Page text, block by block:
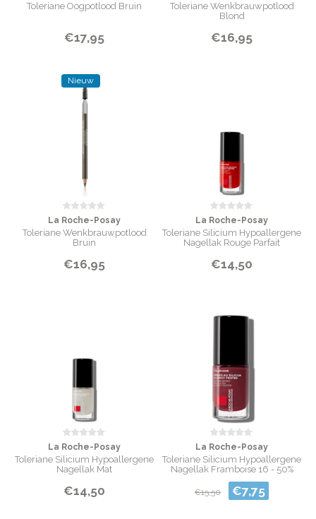
Toleriane Oogpotlood Bruin
€17,95
Toleriane Wenkbrauwpotlood
Blond
€16,95
Nieuw
La Roche-Posay
Toleriane Wenkbrauwpotlood
Bruin
€16,95
La Roche-Posay
Toleriane Silicium Hypoallergene
Nagellak Rouge Parfait
€14,50
La Roche-Posay
Toleriane Silicium Hypoallergene
Nagellak Mat
€14,50
La Roche-Posay
Toleriane Silicium Hypoallergene
Nagellak Framboise 16 - 50%
KORTING!!!
€15,50 €7,75